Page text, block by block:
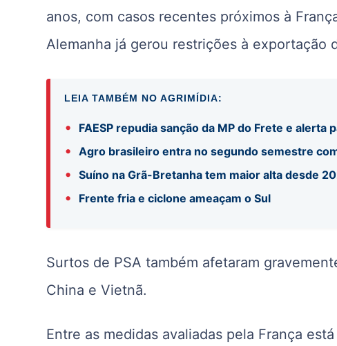
anos, com casos recentes próximos à
Alemanha já gerou restrições à exportação
LEIA TAMBÉM NO AGRIMÍDIA:
• FAESP repudia sanção da MP do Frete e alerta
• Agro brasileiro entra no segundo semestre
• Suíno na Grã-Bretanha tem maior alta desde
• Frente fria e ciclone ameaçam o Sul
Surtos de PSA também afetaram
China e Vietnã.
Entre as medidas avaliadas pela França